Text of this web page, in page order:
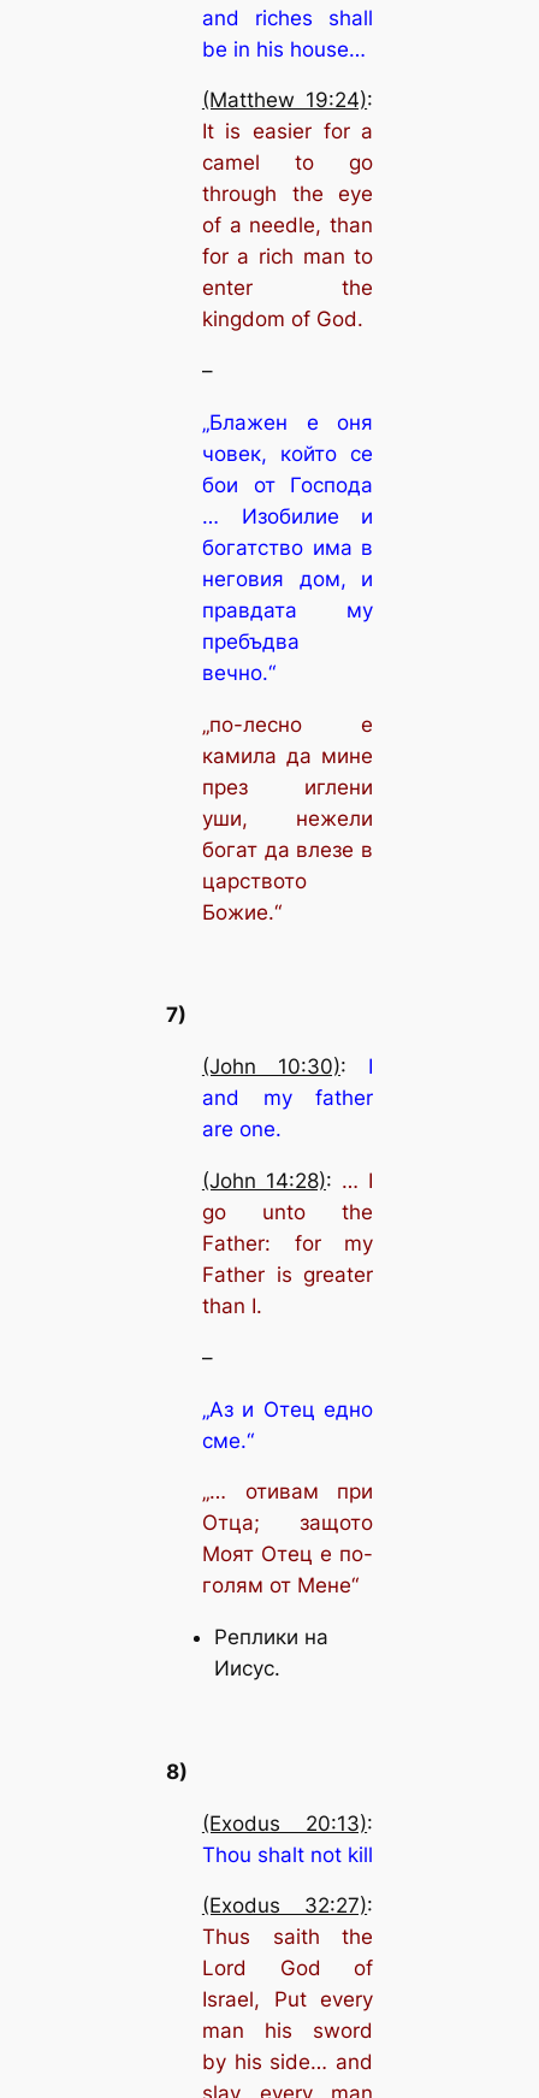
and riches shall
be in his house…
(Matthew 19:24):
It is easier for a
camel to go
through the eye
of a needle, than
for a rich man to
enter the
kingdom of God.
–
„Блажен е оня
човек, който се
бои от Господа
… Изобилие и
богатство има в
неговия дом, и
правдата му
пребъдва
вечно.“
„по-лесно е
камила да мине
през иглени
уши, нежели
богат да влезе в
царството
Божие.“
7)
(John 10:30): I
and my father
are one.
(John 14:28): … I
go unto the
Father: for my
Father is greater
than I.
–
„Аз и Отец едно
сме.“
„… отивам при
Отца; защото
Моят Отец е по-
голям от Мене“
Реплики на
Иисус.
8)
(Exodus 20:13):
Thou shalt not kill
(Exodus 32:27):
Thus saith the
Lord God of
Israel, Put every
man his sword
by his side… and